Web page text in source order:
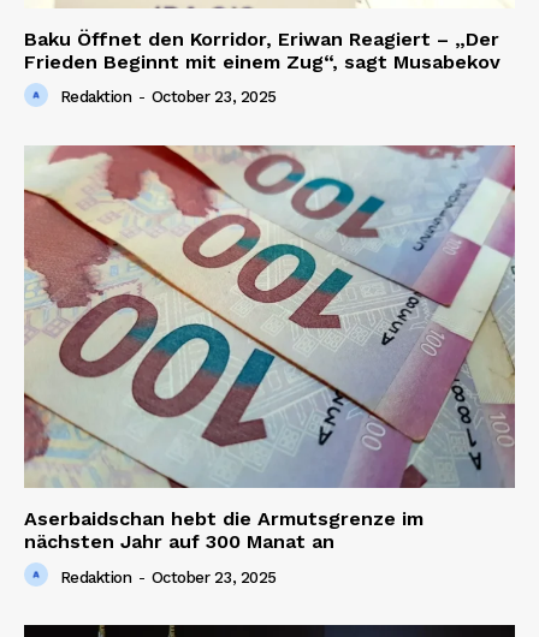
Baku Öffnet den Korridor, Eriwan Reagiert – „Der
Frieden Beginnt mit einem Zug“, sagt Musabekov
Redaktion - October 23, 2025
Aserbaidschan hebt die Armutsgrenze im
nächsten Jahr auf 300 Manat an
Redaktion - October 23, 2025